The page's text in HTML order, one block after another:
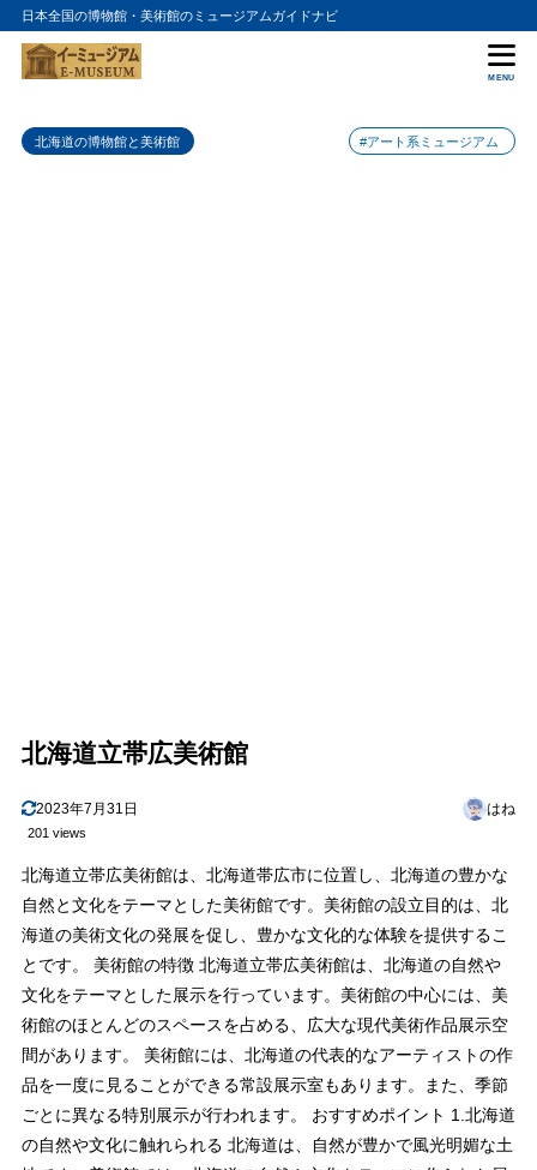
日本全国の博物館・美術館のミュージアムガイドナビ
MENU
北海道の博物館と美術館 #アート系ミュージアム
北海道立帯広美術館
2023年7月31日 はね
201 views
北海道立帯広美術館は、北海道帯広市に位置し、北海道の豊かな
自然と文化をテーマとした美術館です。美術館の設立目的は、北
海道の美術文化の発展を促し、豊かな文化的な体験を提供するこ
とです。 美術館の特徴 北海道立帯広美術館は、北海道の自然や
文化をテーマとした展示を行っています。美術館の中心には、美
術館のほとんどのスペースを占める、広大な現代美術作品展示空
間があります。 美術館には、北海道の代表的なアーティストの作
品を一度に見ることができる常設展示室もあります。また、季節
ごとに異なる特別展示が行われます。 おすすめポイント 1.北海道
の自然や文化に触れられる 北海道は、自然が豊かで風光明媚な土
目次
1 北海道立帯広美術館の入館料金